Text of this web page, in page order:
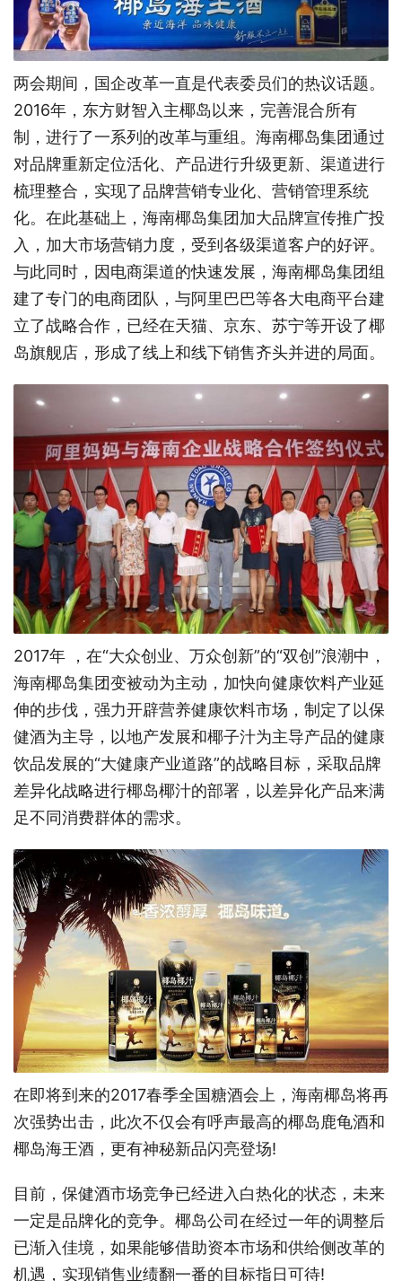
两会期间，国企改革一直是代表委员们的热议话题。
2016年，东方财智入主椰岛以来，完善混合所有
制，进行了一系列的改革与重组。海南椰岛集团通过
对品牌重新定位活化、产品进行升级更新、渠道进行
梳理整合，实现了品牌营销专业化、营销管理系统
化。在此基础上，海南椰岛集团加大品牌宣传推广投
入，加大市场营销力度，受到各级渠道客户的好评。
与此同时，因电商渠道的快速发展，海南椰岛集团组
建了专门的电商团队，与阿里巴巴等各大电商平台建
立了战略合作，已经在天猫、京东、苏宁等开设了椰
岛旗舰店，形成了线上和线下销售齐头并进的局面。
2017年 ，在“大众创业、万众创新”的“双创”浪潮中，
海南椰岛集团变被动为主动，加快向健康饮料产业延
伸的步伐，强力开辟营养健康饮料市场，制定了以保
健酒为主导，以地产发展和椰子汁为主导产品的健康
饮品发展的“大健康产业道路”的战略目标，采取品牌
差异化战略进行椰岛椰汁的部署，以差异化产品来满
足不同消费群体的需求。
在即将到来的2017春季全国糖酒会上，海南椰岛将再
次强势出击，此次不仅会有呼声最高的椰岛鹿龟酒和
椰岛海王酒，更有神秘新品闪亮登场!
目前，保健酒市场竞争已经进入白热化的状态，未来
一定是品牌化的竞争。椰岛公司在经过一年的调整后
已渐入佳境，如果能够借助资本市场和供给侧改革的
机遇，实现销售业绩翻一番的目标指日可待!